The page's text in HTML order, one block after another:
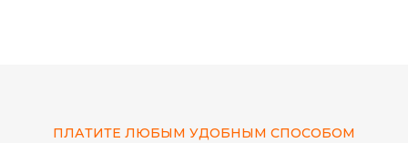
ПЛАТИТЕ ЛЮБЫМ УДОБНЫМ СПОСОБОМ